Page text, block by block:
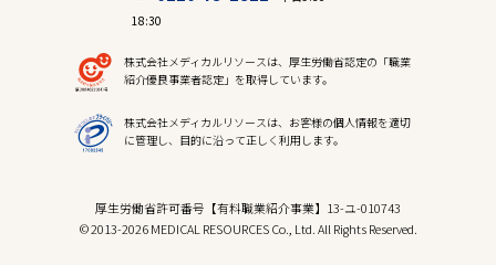
18:30
株式会社メディカルリソースは、厚生労働省認定の「職業
紹介優良事業者認定」を取得しています。
株式会社メディカルリソースは、お客様の個人情報を適切
に管理し、目的に沿って正しく利用します。
厚生労働省許可番号【有料職業紹介事業】13-ユ-010743
© 2013-2026 MEDICAL RESOURCES Co., Ltd. All Rights Reserved.